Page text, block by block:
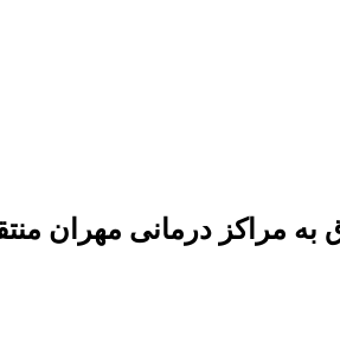
مراکز درمانی مهران